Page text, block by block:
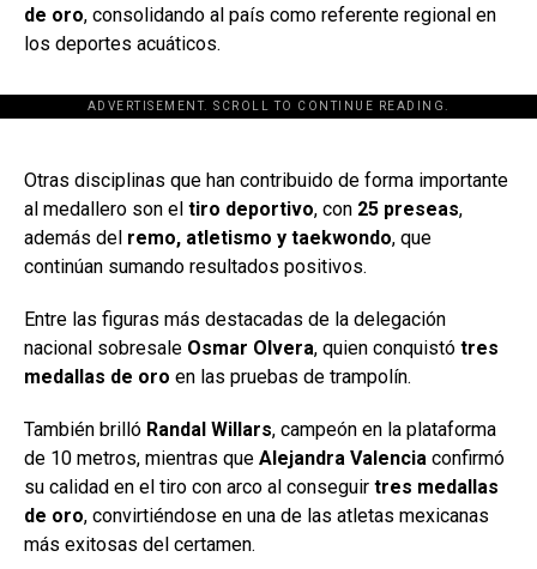
de oro, consolidando al país como referente regional en
los deportes acuáticos.
ADVERTISEMENT. SCROLL TO CONTINUE READING.
[adsforwp id="243463"]
Otras disciplinas que han contribuido de forma importante
al medallero son el tiro deportivo, con 25 preseas,
además del remo, atletismo y taekwondo, que
continúan sumando resultados positivos.
Entre las figuras más destacadas de la delegación
nacional sobresale Osmar Olvera, quien conquistó tres
medallas de oro en las pruebas de trampolín.
También brilló Randal Willars, campeón en la plataforma
de 10 metros, mientras que Alejandra Valencia confirmó
su calidad en el tiro con arco al conseguir tres medallas
de oro, convirtiéndose en una de las atletas mexicanas
más exitosas del certamen.